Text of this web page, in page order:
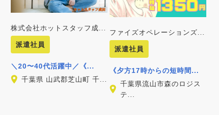
株式会社ホットスタッフ成...
派遣社員
＼20〜40代活躍中／《...
千葉県 山武郡芝山町 千...
ファイズオペレーションズ...
派遣社員
《夕方17時からの短時間...
千葉県流山市森のロジス
テ...